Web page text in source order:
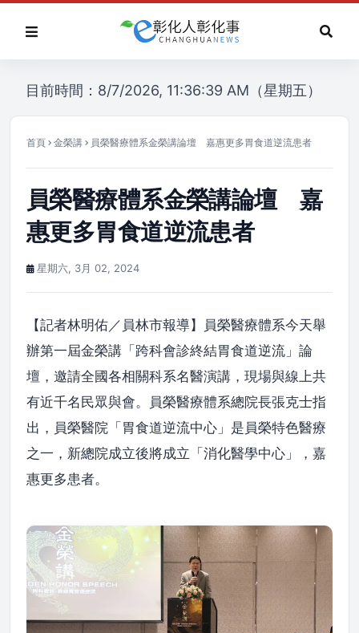
目前時間：8/7/2026, 11:36:39 AM（星期五）
首頁 金榮講 員榮醫療體系金榮講論壇 嘉惠更多胃食道逆流患者
員榮醫療體系金榮講論壇 嘉
惠更多胃食道逆流患者
星期六, 3月 02, 2024
【記者林明佑／員林市報導】員榮醫療體系今天舉
辦第一屆金榮講「跨科會診終結胃食道逆流」論
壇，邀請全國各相關科系名醫演講，現場與線上共
有近千名民眾與會。員榮醫療體系總院長張克士指
出，員榮醫院「胃食道逆流中心」是員榮特色醫療
之一，新總院成立後將成立「消化醫學中心」，嘉
惠更多患者。